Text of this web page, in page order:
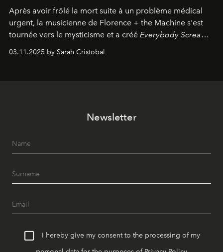
Après avoir frôlé la mort suite à un problème médical
urgent, la musicienne de Florence + the Machine s'est
tournée vers le mysticisme et a créé Everybody Scream
l'un de ses albums les plus profonds à ce jour.
03.11.2025 by Sarah Cristobal
Newsletter
I hereby give my consent to the processing of my